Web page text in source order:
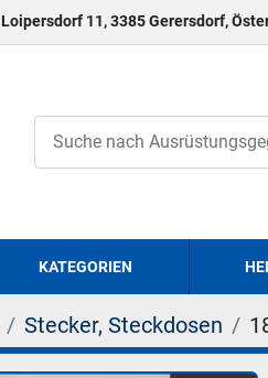
Loipersdorf 11, 3385 Gerersdorf,
KATEGORIEN
Stecker, Steckdosen